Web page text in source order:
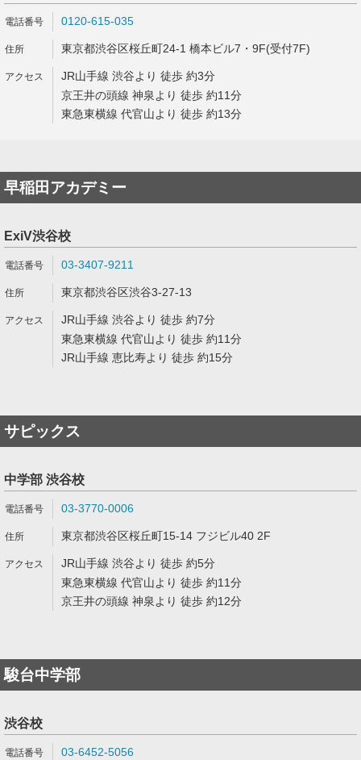
0120-615-035
東京都渋谷区桜丘町24-1 橋本ビル7・9F(受付7F)
JR山手線 渋谷より 徒歩 約3分
京王井の頭線 神泉より 徒歩 約11分
東急東横線 代官山より 徒歩 約13分
早稲田アカデミー
ExiV渋谷校
03-3407-9211
東京都渋谷区渋谷3-27-13
JR山手線 渋谷より 徒歩 約7分
東急東横線 代官山より 徒歩 約11分
JR山手線 恵比寿より 徒歩 約15分
サピックス
中学部 渋谷校
03-3770-0006
東京都渋谷区桜丘町15-14 フジビル40 2F
JR山手線 渋谷より 徒歩 約5分
東急東横線 代官山より 徒歩 約11分
京王井の頭線 神泉より 徒歩 約12分
駿台中学部
渋谷校
03-6452-5056